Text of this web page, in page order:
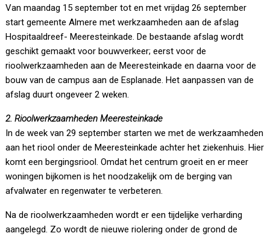
Van maandag 15 september tot en met vrijdag 26 september
start gemeente Almere met werkzaamheden aan de afslag
Hospitaaldreef- Meeresteinkade. De bestaande afslag wordt
geschikt gemaakt voor bouwverkeer; eerst voor de
rioolwerkzaamheden aan de Meeresteinkade en daarna voor de
bouw van de campus aan de Esplanade. Het aanpassen van de
afslag duurt ongeveer 2 weken.
2. Rioolwerkzaamheden Meeresteinkade
In de week van 29 september starten we met de werkzaamheden
aan het riool onder de Meeresteinkade achter het ziekenhuis. Hier
komt een bergingsriool. Omdat het centrum groeit en er meer
woningen bijkomen is het noodzakelijk om de berging van
afvalwater en regenwater te verbeteren.
Na de rioolwerkzaamheden wordt er een tijdelijke verharding
aangelegd. Zo wordt de nieuwe riolering onder de grond de